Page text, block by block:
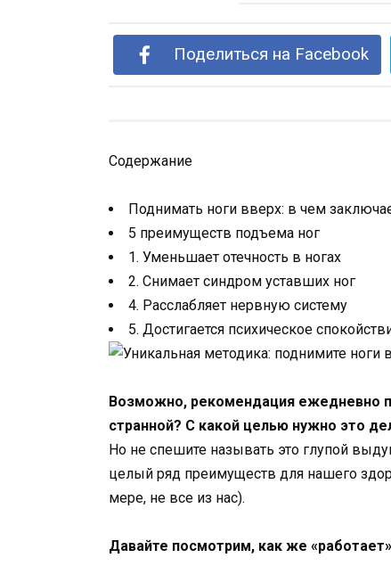
Поделиться на Facebook
Содержание
Поднимать ноги вверх: в чем
5 преимуществ подъема ног
1. Уменьшает отечность в ногах
2. Снимает синдром уставших ног
4. Расслабляет нервную систему
5. Достигается психическое
Возможно, рекомендация ежедневно
странной? С какой целью нужно это
Но не спешите называть это глупой
целый ряд преимуществ для нашего
мере, не все из нас).
Давайте посмотрим, как же